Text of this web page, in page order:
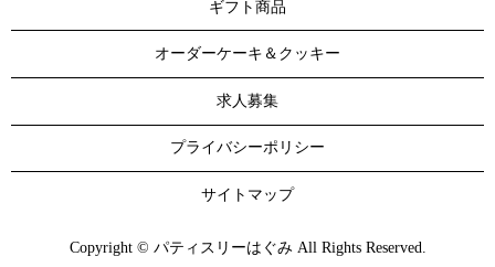
ギフト商品
オーダーケーキ＆クッキー
求人募集
プライバシーポリシー
サイトマップ
Copyright © パティスリーはぐみ All Rights Reserved.